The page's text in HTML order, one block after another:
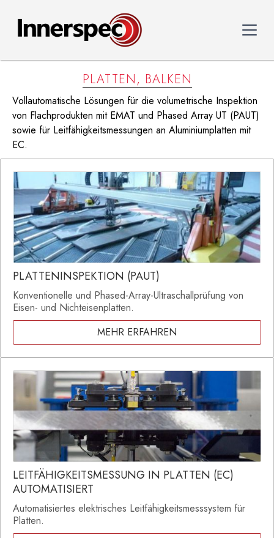
PLATTEN, BALKEN
Vollautomatische Lösungen für die volumetrische Inspektion
von Flachprodukten mit EMAT und Phased Array UT (PAUT)
sowie für Leitfähigkeitsmessungen an Aluminiumplatten mit
EC.
PLATTENINSPEKTION (PAUT)
Konventionelle und Phased-Array-Ultraschallprüfung von
Eisen- und Nichteisenplatten.
MEHR ERFAHREN
LEITFÄHIGKEITSMESSUNG IN PLATTEN (EC)
AUTOMATISIERT
Automatisiertes elektrisches Leitfähigkeitsmesssystem für
Platten.